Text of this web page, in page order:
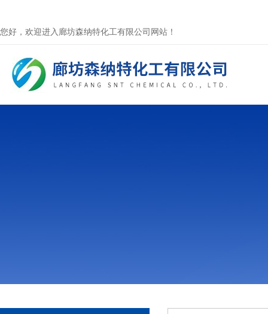
您好，欢迎进入廊坊森纳特化工有限公司网站！